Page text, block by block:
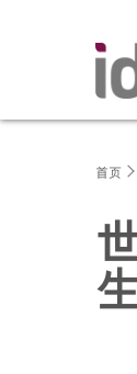
首页